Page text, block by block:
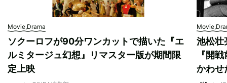
Movie,Drama
ソクーロフが90分ワンカットで描いた『エ
ルミタージュ幻想』リマスター版が期間限
定上映
池松壮
『開
かわせ